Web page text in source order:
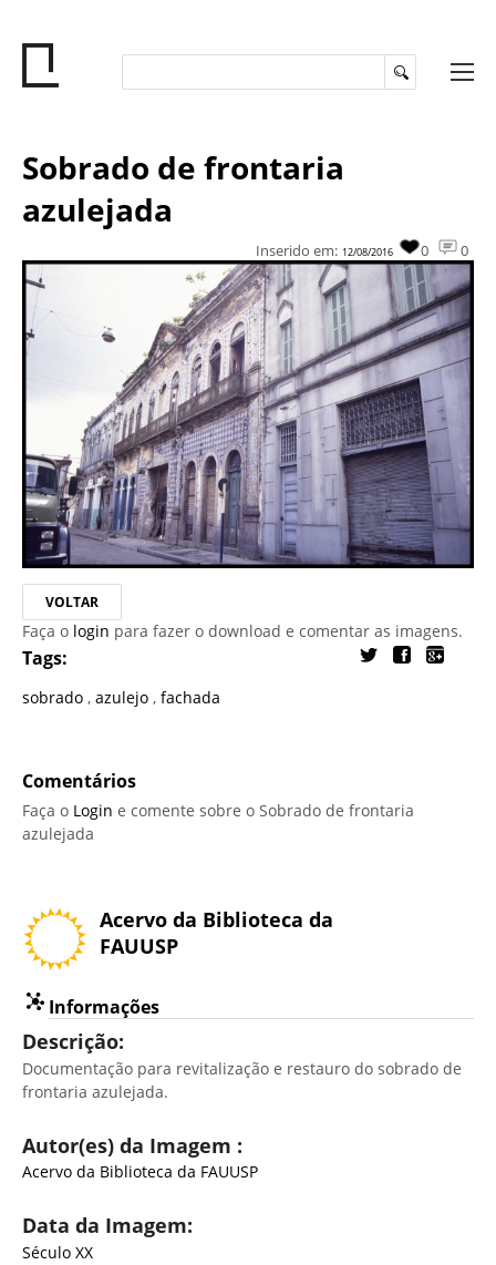
Sobrado de frontaria
azulejada
0
0
Inserido em: 12/08/2016
VOLTAR
Faça o login para fazer o download e comentar as imagens.
Tags:
sobrado , azulejo , fachada
Comentários
Faça o Login e comente sobre o Sobrado de frontaria
azulejada
Acervo da Biblioteca da
FAUUSP
Informações
Descrição:
Documentação para revitalização e restauro do sobrado de
frontaria azulejada.
Autor(es) da Imagem :
Acervo da Biblioteca da FAUUSP
Data da Imagem:
Século XX